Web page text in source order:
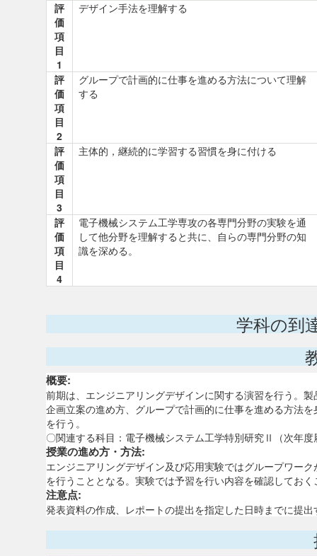
評
価
項
目
1
デザイン手法を理解する
評
価
項
目
2
グループで計画的に仕事を進める方法について理解
する
評
価
項
目
3
主体的，継続的に学習する習慣を身に付ける
評
価
項
目
4
電子機械システム工学専攻の各専門分野の実験を通
して他分野を理解すると共に、自らの専門分野の知
識を深める。
学科の到
概要:
前期は、エンジニアリングデザインに関する演習を行う。
企画立案の進め方、グループで計画的に仕事を進める方法
を行う。
〇関連する科目：電子機械システム工学特別研究Ⅱ（次年度
授業の進め方・方法:
エンジニアリングデザイン及び応用実験ではグループワー
を行うこととなる。実験では予習を行い内容を確認してお
注意点:
発表資料の作成、レポートの提出を指定した日時までに提出